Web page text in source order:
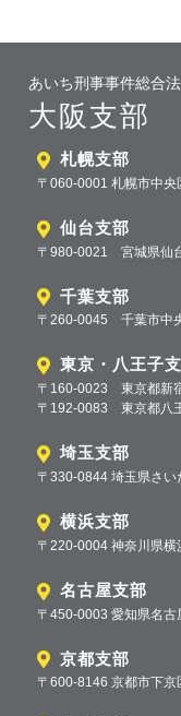
あいち刑事事件総合
大阪支部
札幌支部
〒060-0001 札幌市中
仙台支部
〒980-0021 宮城県仙
千葉支部
〒260-0045 千葉市中
東京・八王子
〒160-0023 東京都新
〒192-0083 東京都八
埼玉支部
〒330-0844 埼玉県さ
横浜支部
〒220-0004 神奈川県
名古屋支部
〒450-0003 愛知県名
京都支部
〒600-8146 京都市下